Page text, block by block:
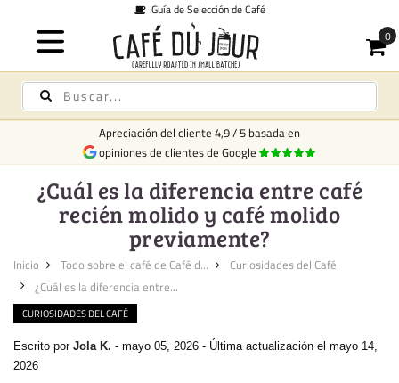
Guía de Selección de Café
Apreciación del cliente 4,9/5 basada en
opiniones de clientes de Google
¿Cuál es la diferencia entre café
recién molido y café molido
previamente?
Inicio Todo sobre el café de Café d...
Curiosidades del Café
¿Cuál es la diferencia entre...
CURIOSIDADES DEL CAFÉ
Escrito por Jola K. - mayo 05, 2026 - Última actualización el mayo 14,
2026